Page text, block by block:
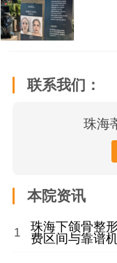
联系我们：
珠海
本院资讯
1
珠海下颌骨整
费区间与靠谱